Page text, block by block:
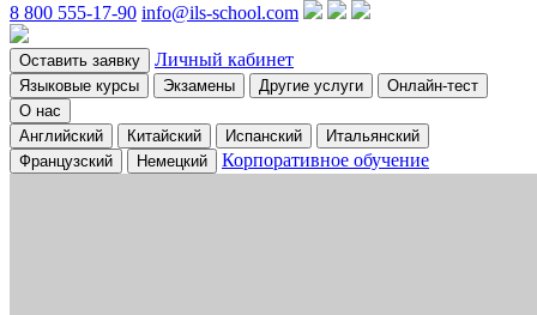
8 800 555-17-90 info@ils-school.com
Оставить заявку Личный кабинет
Языковые курсы Экзамены Другие услуги
Онлайн-тест
О нас
Английский
Китайский Испанский
Итальянский
Французский
Немецкий Корпоративное обучение